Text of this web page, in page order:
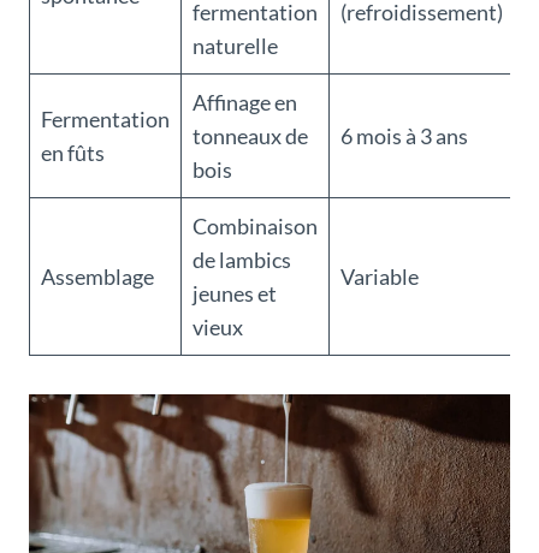
fermentation
naturelle
(refroidissement)
Fermentation
en fûts
Affinage en
tonneaux de
bois
6 mois à 3 ans
Assemblage
Combinaison
de lambics
jeunes et
vieux
Variable